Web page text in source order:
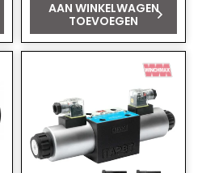
AAN WINKELWAGEN
TOEVOEGEN